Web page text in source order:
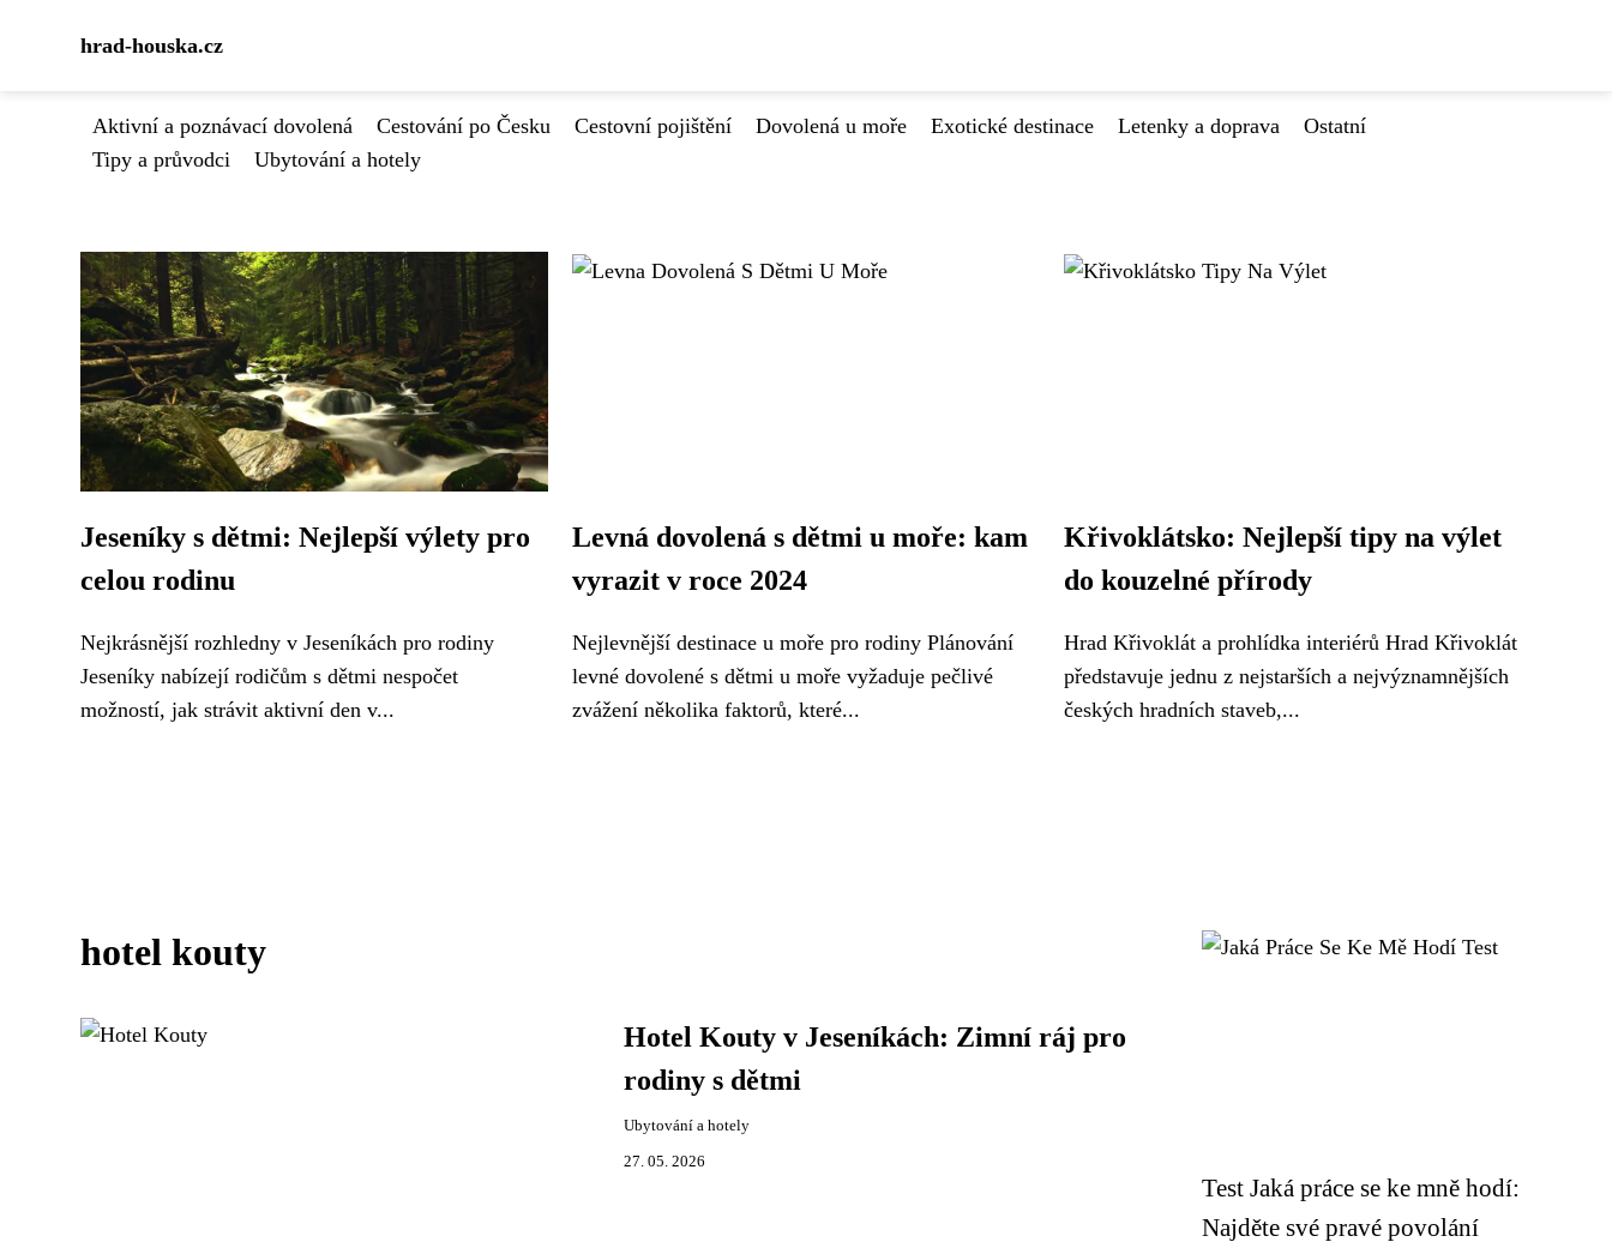
hrad-houska.cz
Aktivní a poznávací dovolená Cestování po Česku Cestovní pojištění Dovolená u moře Exotické destinace Letenky a doprava
Ostatní
Tipy a průvodci
Ubytování a hotely
Jeseníky s dětmi: Nejlepší výlety pro
celou rodinu
Nejkrásnější rozhledny v Jeseníkách pro rodiny
Jeseníky nabízejí rodičům s dětmi nespočet
možností, jak strávit aktivní den v...
Levná dovolená s dětmi u moře: kam
vyrazit v roce 2024
Nejlevnější destinace u moře pro rodiny Plánování
levné dovolené s dětmi u moře vyžaduje pečlivé
zvážení několika faktorů, které...
Křivoklátsko: Nejlepší tipy na výlet
do kouzelné přírody
Hrad Křivoklát a prohlídka interiérů Hrad Křivoklát
představuje jednu z nejstarších a nejvýznamnějších
českých hradních staveb,...
hotel kouty
Hotel Kouty v Jeseníkách: Zimní ráj pro
rodiny s dětmi
Ubytování a hotely
27. 05. 2026
Test Jaká práce se ke mně hodí:
Najděte své pravé povolání